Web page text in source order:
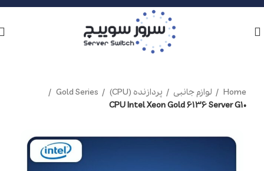
Home لوازم جانبی پردازنده (CPU)
Gold Series
CPU Intel Xeon Gold 6136 Server G10